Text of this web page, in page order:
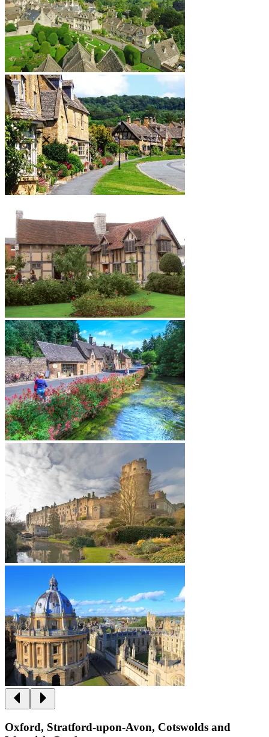
Oxford, Stratford-upon-Avon, Cotswolds and